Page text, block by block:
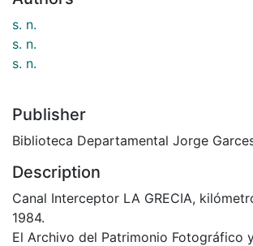
s. n.
s. n.
s. n.
Publisher
Biblioteca Departamental Jorge
Description
Canal Interceptor LA GRECIA,
1984.
El Archivo del Patrimonio Fotográfico